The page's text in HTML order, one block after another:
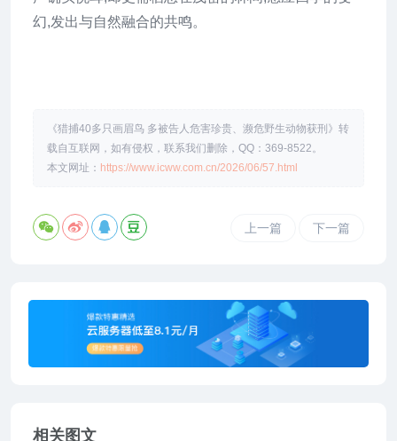
幻,发出与自然融合的共鸣。
《猎捕40多只画眉鸟 多被告人危害珍贵、濒危野生动物获刑》转
载自互联网，如有侵权，联系我们删除，QQ：369-8522。
本文网址： https://www.icww.com.cn/2026/06/57.html
上一篇 下一篇
相关图文